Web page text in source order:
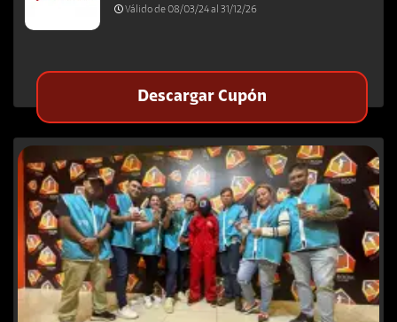
Válido de 08/03/24 al 31/12/26
Descargar Cupón